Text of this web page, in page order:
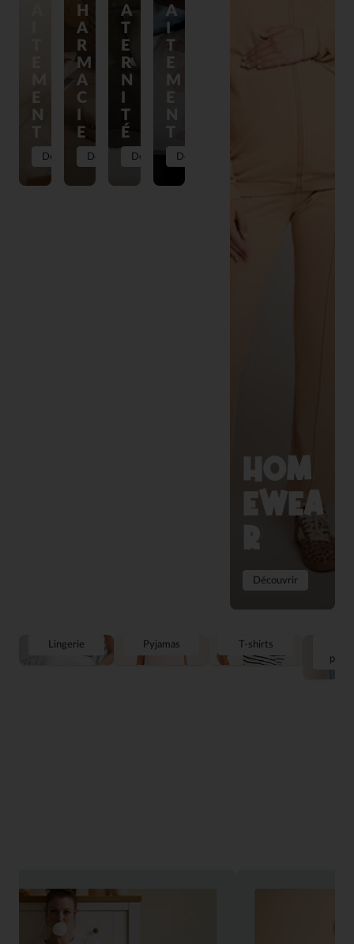
E
N
T
Découvrir
H
A
R
M
A
C
E
Découvrir
A
T
E
R
N
T
É
Découvrir
A
I
T
E
M
T
Découvrir
HOM
EWEA
R
Découvrir
Lingerie Pyjamas T-shirts